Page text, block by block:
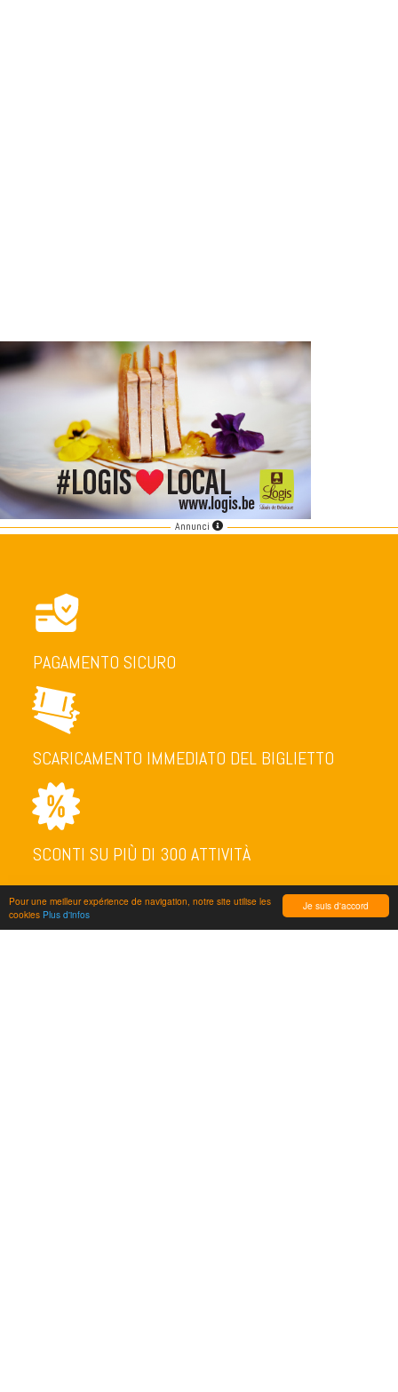
Je suis d'accord
Pour une meilleur expérience de navigation, notre site utilise les
cookies Plus d'infos
Annunci
PAGAMENTO SICURO
SCARICAMENTO IMMEDIATO DEL BIGLIETTO
SCONTI SU PIÙ DI 300 ATTIVITÀ